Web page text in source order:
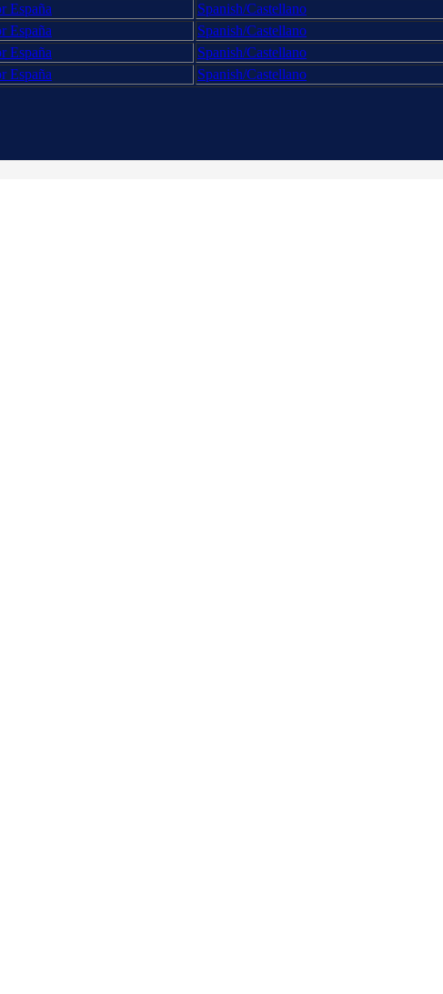
España Spanish/Castellano
España Spanish/Castellano
España Spanish/Castellano
España Spanish/Castellano